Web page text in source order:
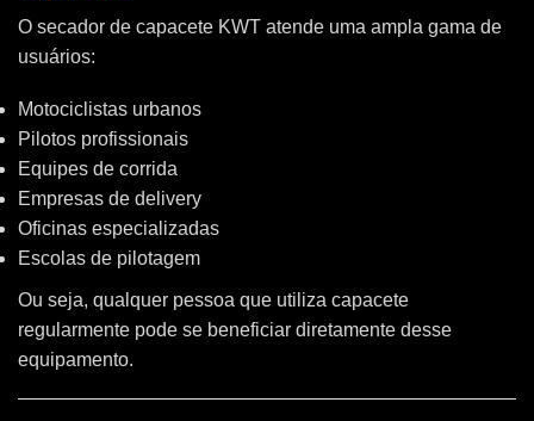
O secador de capacete KWT atende uma ampla gama de
usuários:
Motociclistas urbanos
Pilotos profissionais
Equipes de corrida
Empresas de delivery
Oficinas especializadas
Escolas de pilotagem
Ou seja, qualquer pessoa que utiliza capacete
regularmente pode se beneficiar diretamente desse
equipamento.